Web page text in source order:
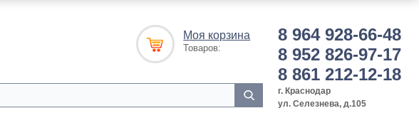
8 964 928-66-48
8 952 826-97-17
8 861 212-12-18
г. Краснодар
ул. Селезнева, д.105
Моя корзина
Товаров: